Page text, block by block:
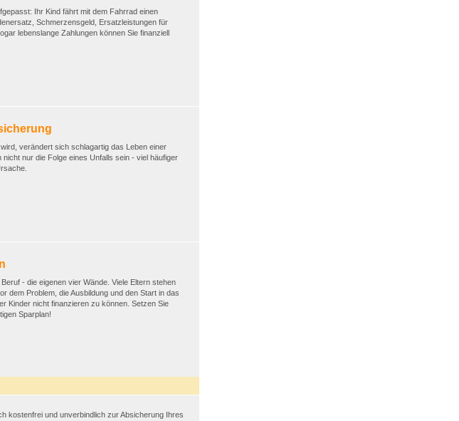
Ihr Kind fährt mit dem Fahrrad einen
Schmerzensgeld, Ersatzleistungen für
lebenslange Zahlungen können Sie finanziell
verändert sich schlagartig das Leben einer
nicht nur die Folge eines Unfalls sein - viel häufiger
- die eigenen vier Wände. Viele Eltern stehen
dem Problem, die Ausbildung und den Start in das
Kinder nicht finanzieren zu können. Setzen Sie
Sparplan!
kostenfrei und unverbindlich zur Absicherung Ihres